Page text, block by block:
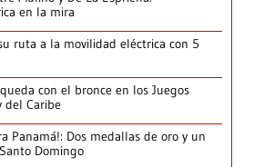
en la mira
ruta a la movilidad eléctrica con 5
con el bronce en los Juegos
del Caribe
Panamá!: Dos medallas de oro y un
Domingo